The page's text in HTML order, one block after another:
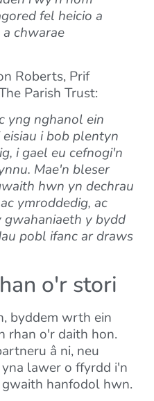
fel heicio a
chwarae
Roberts, Prif
Parish Trust:
yng nghanol ein
i bob plentyn
i gael eu cefnogi'n
Mae'n bleser
hwn yn dechrau
ymroddedig, ac
y bydd
pobl ifanc ar draws
o'r stori
byddem wrth ein
rhan o'r daith hon.
â ni, neu
lawer o ffyrdd i'n
hanfodol hwn.